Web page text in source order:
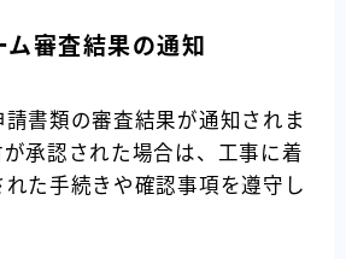
ム審査結果の通知
書類の審査結果が通知されま
承認された場合は、工事に着
た手続きや確認事項を遵守し